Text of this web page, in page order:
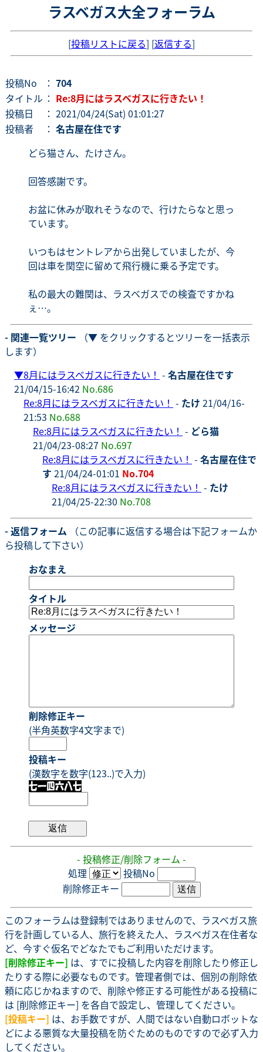
ラスベガス大全フォーラム
[投稿リストに戻る] [返信する]
投稿No ： 704
タイトル ： Re:8月にはラスベガスに行きたい！
投稿日
： 2021/04/24(Sat) 01:01:27
投稿者
： 名古屋在住です
どら猫さん、たけさん。
回答感謝です。
お盆に休みが取れそうなので、行けたらなと思っ
ています。
いつもはセントレアから出発していましたが、今
回は車を関空に留めて飛行機に乗る予定です。
私の最大の難関は、ラスベガスでの検査ですかね
ぇ…。
- 関連一覧ツリー （▼ をクリックするとツリーを一括表示
します）
▼8月にはラスベガスに行きたい！ - 名古屋在住です
21/04/15-16:42 No.686
Re:8月にはラスベガスに行きたい！ - たけ 21/04/16-
21:53 No.688
Re:8月にはラスベガスに行きたい！ - どら猫
21/04/23-08:27 No.697
Re:8月にはラスベガスに行きたい！ - 名古屋在住で
す 21/04/24-01:01 No.704
Re:8月にはラスベガスに行きたい！ - たけ
21/04/25-22:30 No.708
- 返信フォーム （この記事に返信する場合は下記フォームか
ら投稿して下さい）
おなまえ
タイトル
メッセージ
削除修正キー
(半角英数字4文字まで)
投稿キー
(漢数字を数字(123..)で入力)
- 投稿修正/削除フォーム -
処理
投稿No
削除修正キー
このフォーラムは登録制ではありませんので、ラスベガス旅
行を計画している人、旅行を終えた人、ラスベガス在住者な
ど、今すぐ仮名でどなたでもご利用いただけます。
[削除修正キー] は、すでに投稿した内容を削除したり修正し
たりする際に必要なものです。管理者側では、個別の削除依
頼に応じかねますので、削除や修正する可能性がある投稿に
は [削除修正キー] を各自で設定し、管理してください。
[投稿キー] は、お手数ですが、人間ではない自動ロボットな
どによる悪質な大量投稿を防ぐためのものですので必ず入力
してください。